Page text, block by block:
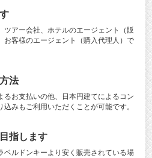
ツアー会社、ホテルのエージェント（販
お客様のエージェント（購入代理人）で
法
るお支払いの他、日本円建てによるコン
込みもご利用いただくことが可能です。
指します
ベルドンキーより安く販売されている場